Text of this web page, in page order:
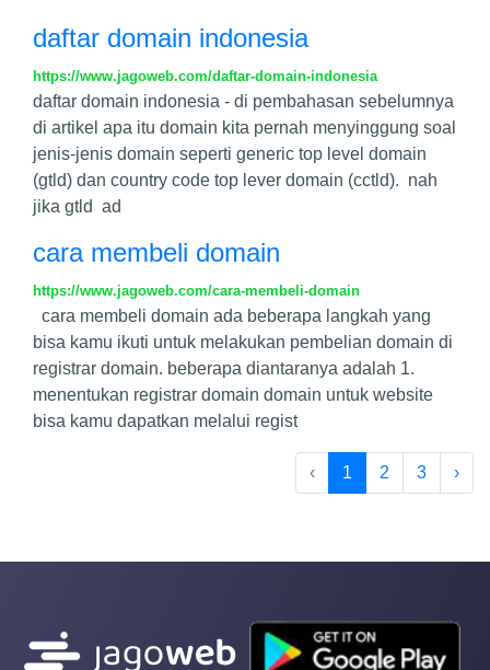
daftar domain indonesia
https://www.jagoweb.com/daftar-domain-indonesia
daftar domain indonesia - di pembahasan sebelumnya
di artikel apa itu domain kita pernah menyinggung soal
jenis-jenis domain seperti generic top level domain
(gtld) dan country code top lever domain (cctld). nah
jika gtld ad
cara membeli domain
https://www.jagoweb.com/cara-membeli-domain
cara membeli domain ada beberapa langkah yang
bisa kamu ikuti untuk melakukan pembelian domain di
registrar domain. beberapa diantaranya adalah 1.
menentukan registrar domain domain untuk website
bisa kamu dapatkan melalui regist
‹ 1 2 3 ›